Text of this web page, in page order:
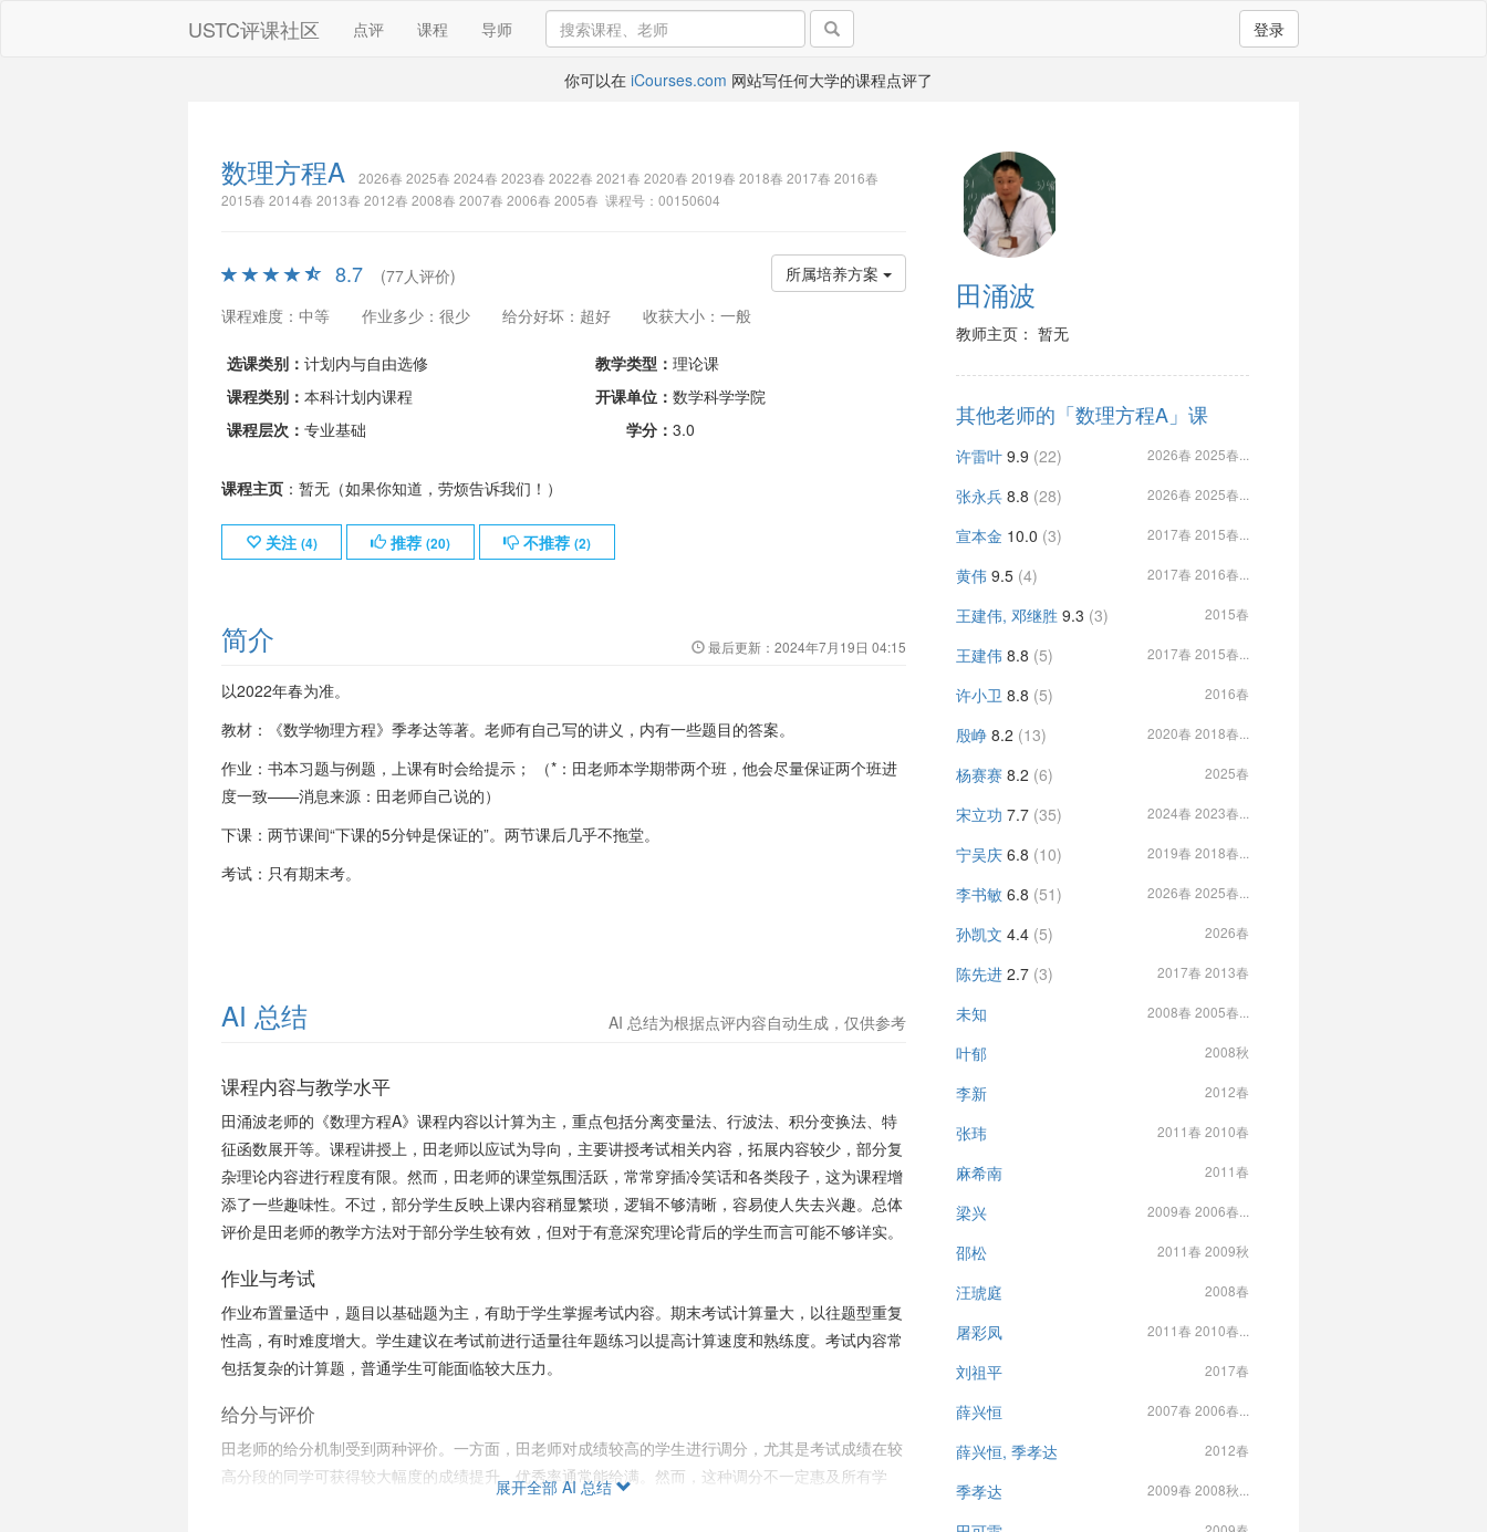
USTC评课社区 点评 课程 导师 登录
你可以在 iCourses.com 网站写任何大学的课程点评了
数理方程A
2026春 2025春 2024春 2023春 2022春 2021春 2020春 2019春 2018春 2017春 2016春
2015春 2014春 2013春 2012春 2008春 2007春 2006春 2005春 课程号：00150604
所属培养方案
8.7
(77人评价)
课程难度：中等
作业多少：很少 给分好坏：超好 收获大小：一般
选课类别： 计划内与自由选修 教学类型： 理论课
课程类别： 本科计划内课程 开课单位： 数学科学学院
课程层次： 专业基础 学分： 3.0
课程主页：暂无（如果你知道，劳烦告诉我们！）
关注 (4) 推荐 (20) 不推荐 (2)
简介 最后更新：2024年7月19日 04:15
以2022年春为准。
教材：《数学物理方程》季孝达等著。老师有自己写的讲义，内有一些题目的答案。
作业：书本习题与例题，上课有时会给提示； （*：田老师本学期带两个班，他会尽量保证两个班进
度一致——消息来源：田老师自己说的）
下课：两节课间“下课的5分钟是保证的”。两节课后几乎不拖堂。
考试：只有期末考。
AI 总结 AI 总结为根据点评内容自动生成，仅供参考
课程内容与教学水平
田涌波老师的《数理方程A》课程内容以计算为主，重点包括分离变量法、行波法、积分变换法、特
征函数展开等。课程讲授上，田老师以应试为导向，主要讲授考试相关内容，拓展内容较少，部分复
杂理论内容进行程度有限。然而，田老师的课堂氛围活跃，常常穿插冷笑话和各类段子，这为课程增
添了一些趣味性。不过，部分学生反映上课内容稍显繁琐，逻辑不够清晰，容易使人失去兴趣。总体
评价是田老师的教学方法对于部分学生较有效，但对于有意深究理论背后的学生而言可能不够详实。
作业与考试
作业布置量适中，题目以基础题为主，有助于学生掌握考试内容。期末考试计算量大，以往题型重复
性高，有时难度增大。学生建议在考试前进行适量往年题练习以提高计算速度和熟练度。考试内容常
包括复杂的计算题，普通学生可能面临较大压力。
给分与评价
田老师的给分机制受到两种评价。一方面，田老师对成绩较高的学生进行调分，尤其是考试成绩在较
高分段的同学可获得较大幅度的成绩提升，优秀率通常能给满。然而，这种调分不一定惠及所有学
生，部分成绩较低的学生认为调分力度不够。总体来说，成绩分布中的高分部分学生比例较高，但对
展开全部 AI 总结
田涌波
教师主页： 暂无
其他老师的「数理方程A」课
许雷叶 9.9 (22) 2026春 2025春...
张永兵 8.8 (28) 2026春 2025春...
宣本金 10.0 (3) 2017春 2015春...
黄伟 9.5 (4) 2017春 2016春...
王建伟, 邓继胜 9.3 (3) 2015春
王建伟 8.8 (5) 2017春 2015春...
许小卫 8.8 (5) 2016春
殷峥 8.2 (13) 2020春 2018春...
杨赛赛 8.2 (6) 2025春
宋立功 7.7 (35) 2024春 2023春...
宁吴庆 6.8 (10) 2019春 2018春...
李书敏 6.8 (51) 2026春 2025春...
孙凯文 4.4 (5) 2026春
陈先进 2.7 (3) 2017春 2013春
未知 2008春 2005春...
叶郁 2008秋
李新 2012春
张玮 2011春 2010春
麻希南 2011春
梁兴 2009春 2006春...
邵松 2011春 2009秋
汪琥庭 2008春
屠彩凤 2011春 2010春...
刘祖平 2017春
薛兴恒 2007春 2006春...
薛兴恒, 季孝达 2012春
季孝达 2009春 2008秋...